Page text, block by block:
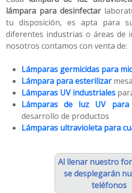
lámpara para desinfectar
tu disposición, es apta para
diferentes industrias o áreas de
nosotros contamos con venta de:
Lámparas germicidas para
Lámpara para esterilizar
Lámparas UV industriales
Lámparas de luz UV para
desarrollo de productos
Lámparas ultravioleta para
Al llenar nuestro
se desplegarán
teléfonos